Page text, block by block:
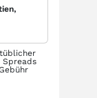
Spreads